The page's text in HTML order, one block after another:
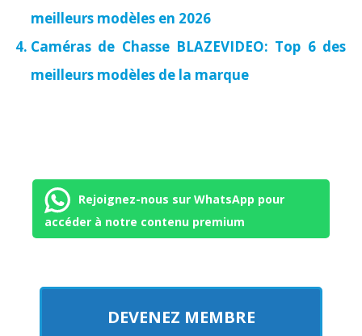
meilleurs modèles en 2026
Caméras de Chasse BLAZEVIDEO: Top 6 des
meilleurs modèles de la marque
Rejoignez-nous sur WhatsApp pour
accéder à notre contenu premium
DEVENEZ MEMBRE